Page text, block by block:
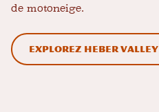
de motoneige.
Explorez Heber Valley